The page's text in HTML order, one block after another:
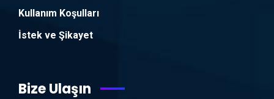
Kullanım Koşulları
İstek ve Şikayet
Bize Ulaşın